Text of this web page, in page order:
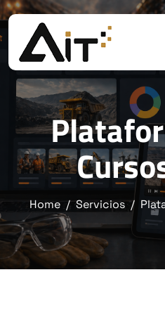
Home Servicios